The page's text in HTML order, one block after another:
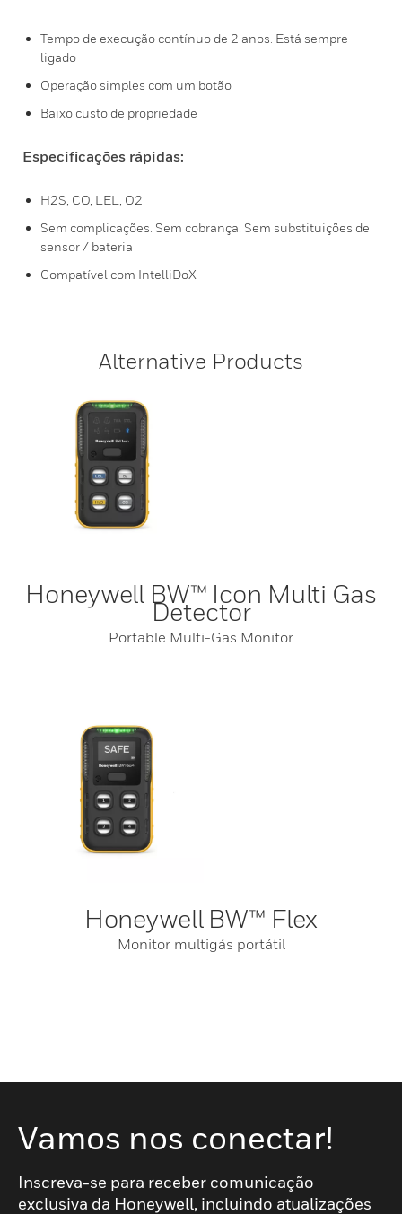
Tempo de execução contínuo de 2 anos. Está sempre
ligado
Operação simples com um botão
Baixo custo de propriedade
Especificações rápidas:
H2S, CO, LEL, O2
Sem complicações. Sem cobrança. Sem substituições de
sensor / bateria
Compatível com IntelliDoX
Alternative Products
Honeywell BW™ Icon Multi Gas
Detector
Portable Multi-Gas Monitor
Honeywell BW™ Flex
Monitor multigás portátil
Vamos nos conectar!
Inscreva-se para receber comunicação
exclusiva da Honeywell, incluindo atualizações